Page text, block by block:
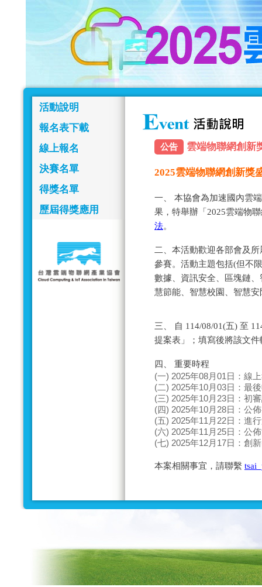
活動說明
報名表下載
線上報名
決賽名單
得獎名單
歷屆得獎應用
公告 雲端物聯網創新
2025雲端物聯網創新獎
一、 本協會為加速國內雲
果，特舉辦「2025雲端物
法。
二、本活動歡迎各部會及
參賽。活動主題包括(但不
數據、資訊安全、區塊鏈
慧節能、智慧校園、智慧
三、 自 114/08/01(五) 至
提案表」；填寫後將該文
四、 重要時程
(一) 2025年08月01日：線
(二) 2025年10月03日：最
(三) 2025年10月23日：初
(四) 2025年10月28日：公
(五) 2025年11月22日：進
(六) 2025年11月25日：公
(七) 2025年12月17日：創
本案相關事宜，請聯繫